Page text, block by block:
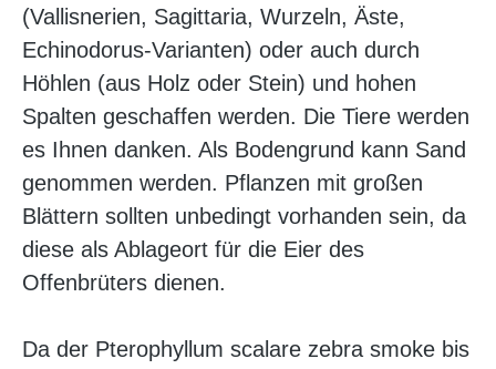
(Vallisnerien, Sagittaria, Wurzeln, Äste,
Echinodorus-Varianten) oder auch durch
Höhlen (aus Holz oder Stein) und hohen
Spalten geschaffen werden. Die Tiere werden
es Ihnen danken. Als Bodengrund kann Sand
genommen werden. Pflanzen mit großen
Blättern sollten unbedingt vorhanden sein, da
diese als Ablageort für die Eier des
Offenbrüters dienen.
Da der Pterophyllum scalare zebra smoke bis